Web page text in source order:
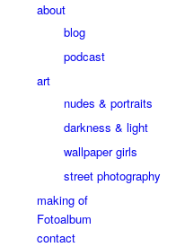
about
blog
podcast
art
nudes & portraits
darkness & light
wallpaper girls
street photography
making of
Fotoalbum
contact